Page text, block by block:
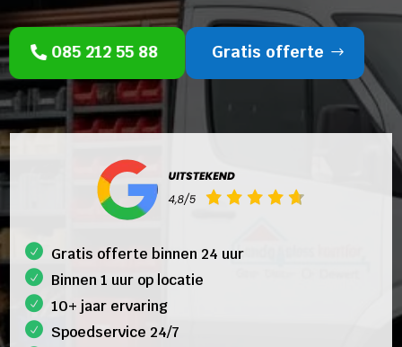
085 212 55 88 Gratis offerte
Gratis offerte binnen 24 uur
Binnen 1 uur op locatie
10+ jaar ervaring
Spoedservice 24/7